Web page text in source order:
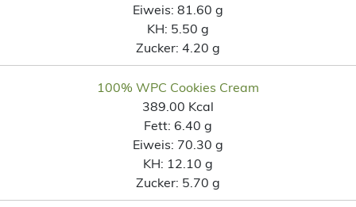
Eiweis: 81.60 g
KH: 5.50 g
Zucker: 4.20 g
100% WPC Cookies Cream
389.00 Kcal
Fett: 6.40 g
Eiweis: 70.30 g
KH: 12.10 g
Zucker: 5.70 g